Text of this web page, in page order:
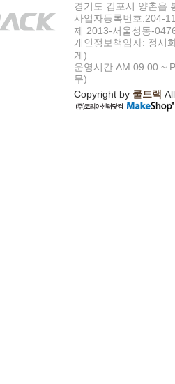
경기도 김포시 양촌읍
사업자등록번호:204-
제 2013-서울성동-
개인정보책임자: 정시
게)
운영시간 AM 09:00 ~
무)
Copyright by 쿨트랙